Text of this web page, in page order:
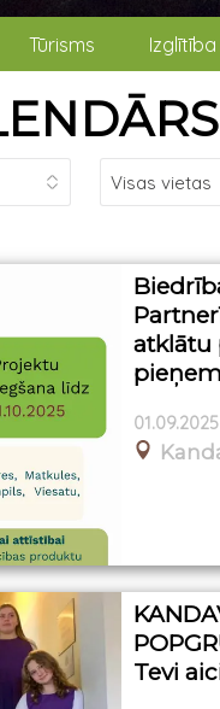
Tūrisms Izglītība
atklātu
Tevi